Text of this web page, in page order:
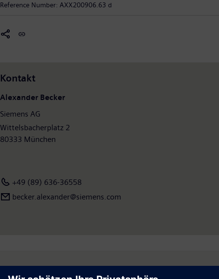
Zuverlässigkeit und Internationalität. Im Geschäftsjahr 2008
Mrd. EUR und einen Gewinn nach Steuern von 5,9 Mrd. EUR.
Reference Number: AXX200906.63 d
Kontakt
Alexander Becker
Siemens AG
Wittelsbacherplatz 2
80333 München
+49 (89) 636-36558
becker.alexander@siemens.com
Follow